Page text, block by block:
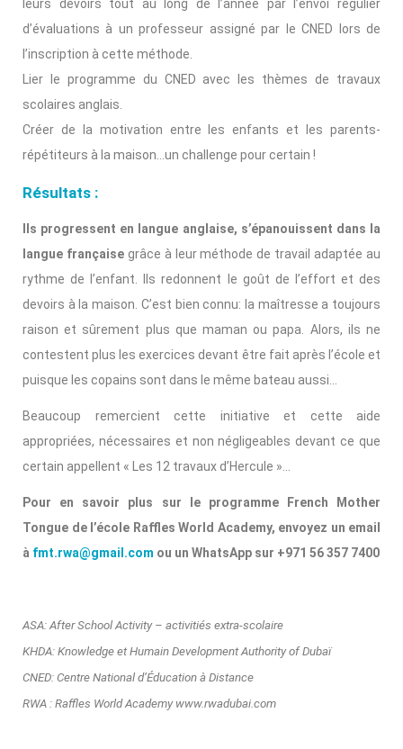
leurs devoirs tout au long de l’année par l’envoi régulier
d’évaluations à un professeur assigné par le CNED lors de
l’inscription à cette méthode.
Lier le programme du CNED avec les thèmes de travaux
scolaires anglais.
Créer de la motivation entre les enfants et les parents-
répétiteurs à la maison…un challenge pour certain !
Résultats :
Ils progressent en langue anglaise, s’épanouissent dans la
langue françaisegrâce à leur méthode de travail adaptée au
rythme de l’enfant. Ils redonnent le goût de l’effort et des
devoirs à la maison. C’est bien connu: la maîtresse a toujours
raison et sûrement plus que maman ou papa. Alors, ils ne
contestent plus les exercices devant être fait après l’école et
puisque les copains sont dans le même bateau aussi…
Beaucoup remercient cette initiative et cette aide
appropriées, nécessaires et non négligeables devant ce que
certain appellent « Les 12 travaux d’Hercule »…
Pour en savoir plus sur le programme French Mother
Tongue de l’école Raffles World Academy, envoyez un email
à fmt.rwa@gmail.com ou un WhatsApp sur +971 56 357 7400
ASA: After School Activity – activitiés extra-scolaire
KHDA: Knowledge et Humain Development Authority of Dubaï
CNED: Centre National d’Éducation à Distance
RWA : Raffles World Academy www.rwadubai.com